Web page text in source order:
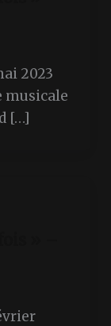
2023
musicale
[…]